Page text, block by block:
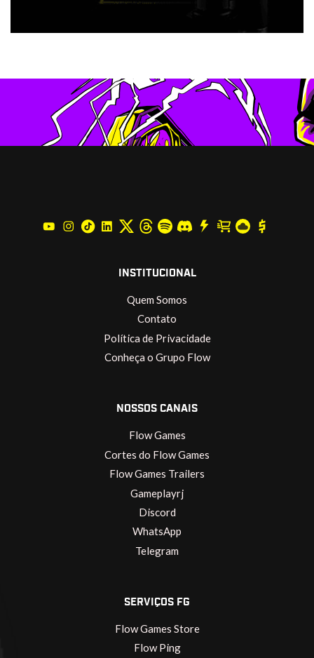
INSTITUCIONAL
Quem Somos
Contato
Política de Privacidade
Conheça o Grupo Flow
NOSSOS CANAIS
Flow Games
Cortes do Flow Games
Flow Games Trailers
Gameplayrj
Discord
WhatsApp
Telegram
SERVIÇOS FG
Flow Games Store
Flow Ping